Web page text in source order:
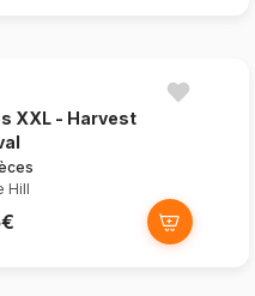
XXL - Harvest
Hill